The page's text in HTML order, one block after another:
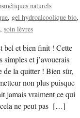
naturels
gel hydroalcoolique bio
soin lèvres
bel et bien finit ! Cette
simples et j’avouerais
de la quitter ! Bien sûr,
non plus puisque
jamais vraiment ce qui
ne peut pas […]